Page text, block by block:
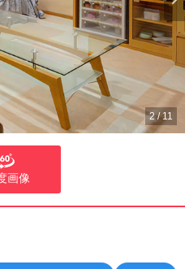
2/11
画像